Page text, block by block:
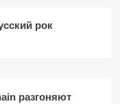
рок
разгоняют